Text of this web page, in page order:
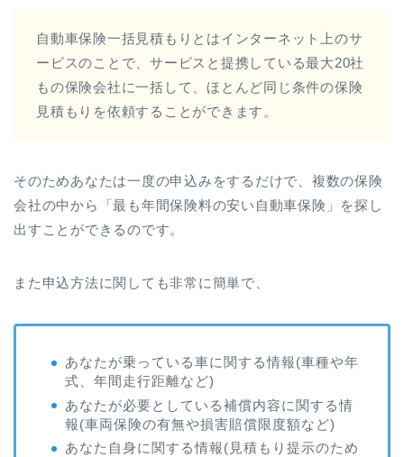
自動車保険一括見積もりとはインターネット上のサ
ービスのことで、サービスと提携している最大20社
もの保険会社に一括して、ほとんど同じ条件の保険
見積もりを依頼することができます。
そのためあなたは一度の申込みをするだけで、複数の保険
会社の中から「最も年間保険料の安い自動車保険」を探し
出すことができるのです。
また申込方法に関しても非常に簡単で、
あなたが乗っている車に関する情報(車種や年
式、年間走行距離など)
あなたが必要としている補償内容に関する情
報(車両保険の有無や損害賠償限度額など)
あなた自身に関する情報(見積もり提示のため